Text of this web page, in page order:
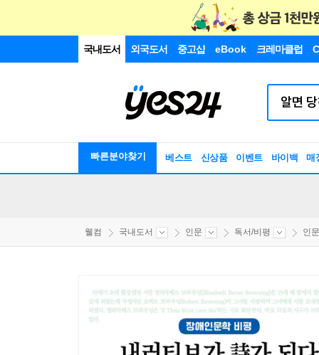
국내도서 외국도서 중고샵 eBook 크레마클럽
빠른분야찾기 베스트 신상품 이벤트 바이백 매
웰컴 국내도서 인문 독서/비평 인